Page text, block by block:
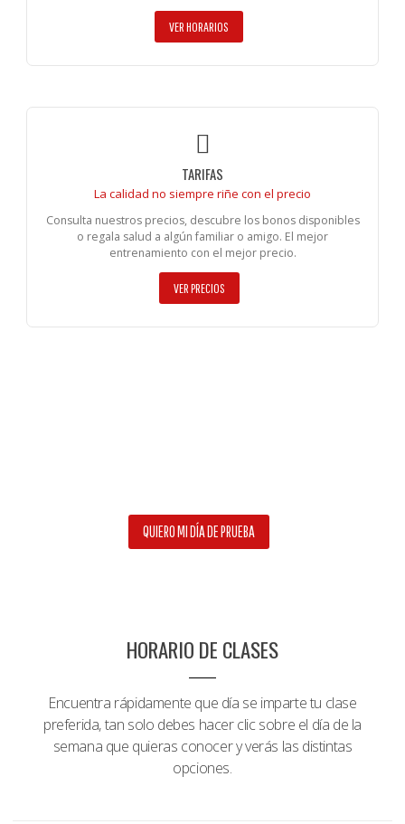
VER HORARIOS
TARIFAS
La calidad no siempre riñe con el precio
Consulta nuestros precios, descubre los bonos disponibles
o regala salud a algún familiar o amigo. El mejor
entrenamiento con el mejor precio.
VER PRECIOS
QUIERO MI DÍA DE PRUEBA
HORARIO DE CLASES
Encuentra rápidamente que día se imparte tu clase
preferida, tan solo debes hacer clic sobre el día de la
semana que quieras conocer y verás las distintas
opciones.